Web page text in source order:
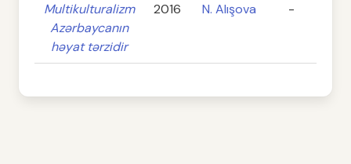
Multikulturalizm
Azərbaycanın
həyat tərzidir
2016 N. Alışova -